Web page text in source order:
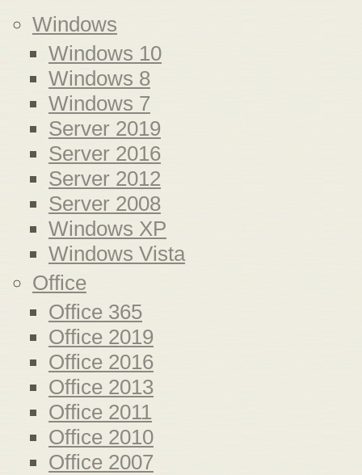
Windows
Windows 10
Windows 8
Windows 7
Server 2019
Server 2016
Server 2012
Server 2008
Windows XP
Windows Vista
Office
Office 365
Office 2019
Office 2016
Office 2013
Office 2011
Office 2010
Office 2007